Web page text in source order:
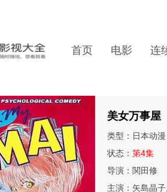
首页 电影 连
美女万事屋
类型：日本动
状态： 第4集
导演：関田修
主演：矢島晶